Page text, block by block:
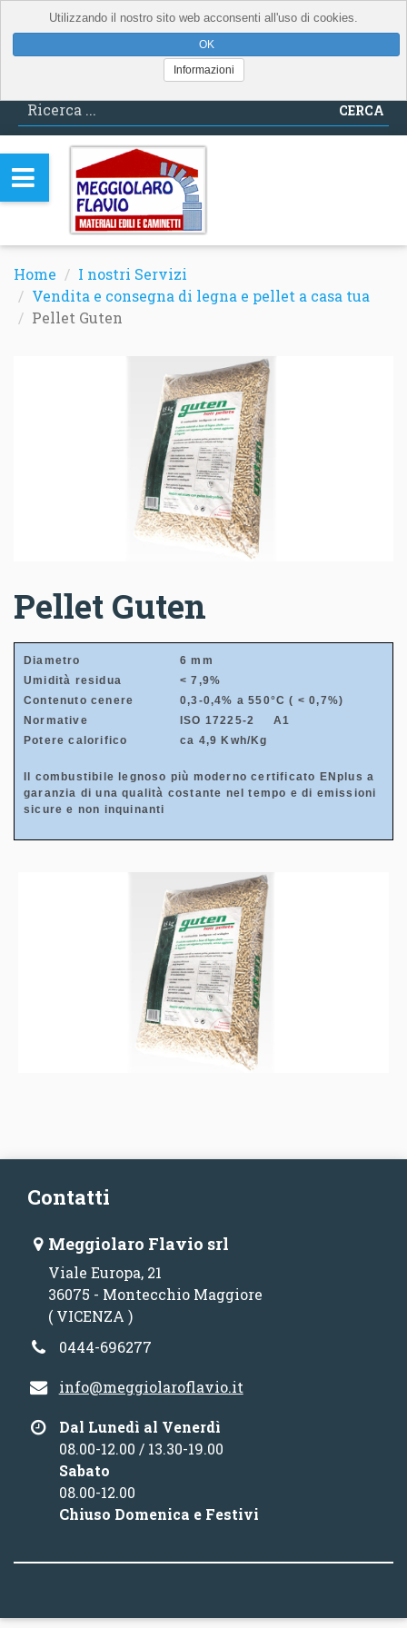
CERCA
Home
I nostri Servizi
Vendita e consegna di legna e pellet a casa tua
Pellet Guten
Pellet Guten
Diametro
6 mm
Umidità residua
< 7,9%
Contenuto cenere
0,3-0,4% a 550°C ( < 0,7%)
Normative
ISO 17225-2 A1
Potere calorifico
ca 4,9 Kwh/Kg
Il combustibile legnoso più moderno certificato ENplus a
garanzia di una qualità costante nel tempo e di emissioni
sicure e non inquinanti
Contatti
Meggiolaro Flavio srl
Viale Europa, 21
36075 - Montecchio Maggiore
( VICENZA )
0444-696277
info@meggiolaroflavio.it
Dal Lunedì al Venerdì
08.00-12.00 / 13.30-19.00
Sabato
08.00-12.00
Chiuso Domenica e Festivi
Utilizzando il nostro sito web acconsenti all'uso di cookies.
Informazioni